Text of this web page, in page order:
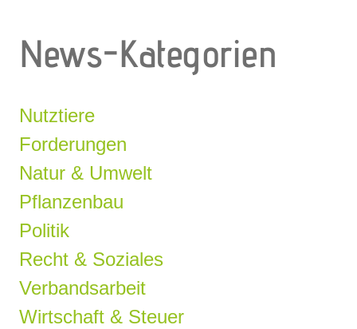
News-Kategorien
Nutztiere
Forderungen
Natur & Umwelt
Pflanzenbau
Politik
Recht & Soziales
Verbandsarbeit
Wirtschaft & Steuer